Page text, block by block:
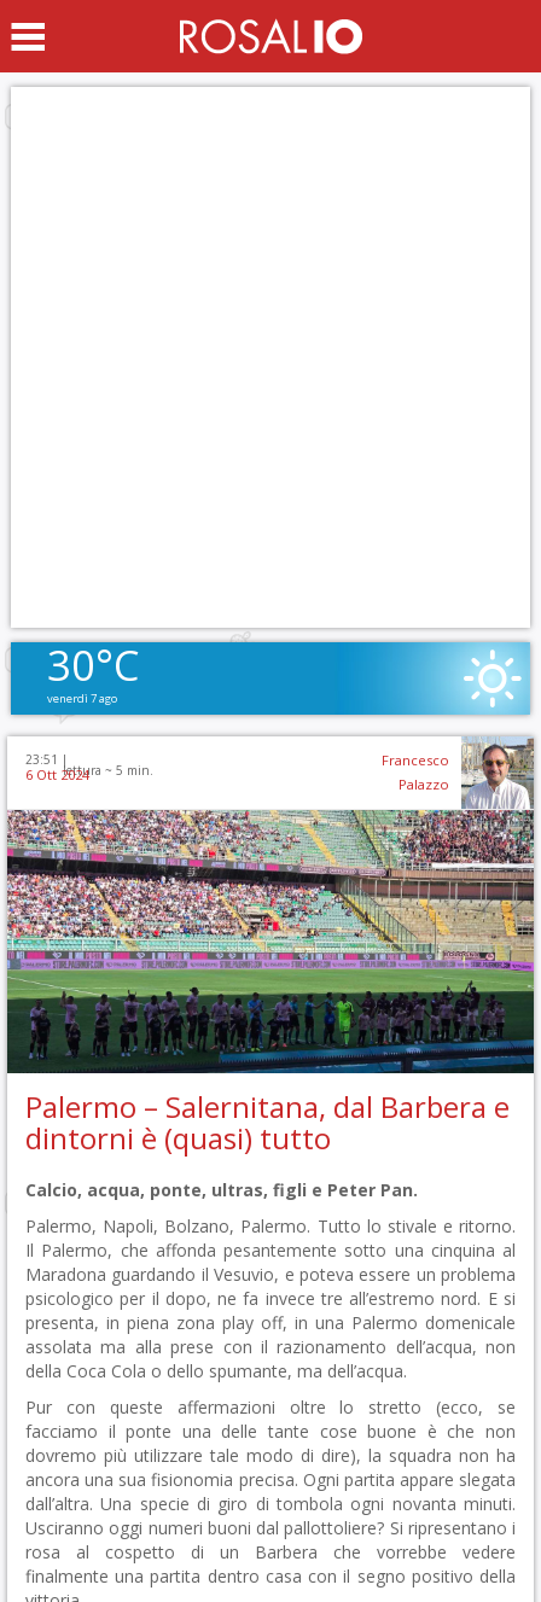
30°C
venerdì 7 ago
23:51 |
lettura ~ 5 min.
6 Ott 2024
Francesco
Palazzo
Palermo – Salernitana, dal Barbera e
dintorni è (quasi) tutto
Calcio, acqua, ponte, ultras, figli e Peter Pan.
Palermo, Napoli, Bolzano, Palermo. Tutto lo stivale e ritorno.
Il Palermo, che affonda pesantemente sotto una cinquina al
Maradona guardando il Vesuvio, e poteva essere un problema
psicologico per il dopo, ne fa invece tre all’estremo nord. E si
presenta, in piena zona play off, in una Palermo domenicale
assolata ma alla prese con il razionamento dell’acqua, non
della Coca Cola o dello spumante, ma dell’acqua.
Pur con queste affermazioni oltre lo stretto (ecco, se
facciamo il ponte una delle tante cose buone è che non
dovremo più utilizzare tale modo di dire), la squadra non ha
ancora una sua fisionomia precisa. Ogni partita appare slegata
dall’altra. Una specie di giro di tombola ogni novanta minuti.
Usciranno oggi numeri buoni dal pallottoliere? Si ripresentano i
rosa al cospetto di un Barbera che vorrebbe vedere
finalmente una partita dentro casa con il segno positivo della